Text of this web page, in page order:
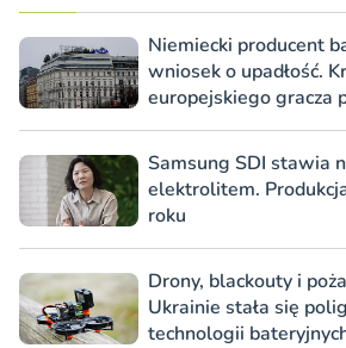
Niemiecki producent
wniosek o upadłość.
europejskiego gracza
Samsung SDI stawia
elektrolitem.
roku
Drony, blackouty i
Ukrainie stała się
technologii